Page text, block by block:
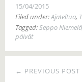
15/04/2015
Filed under:Ajateltua,
Tagged:Seppo Niemelä
päivät
← PREVIOUS POST